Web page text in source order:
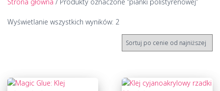
Wyświetlanie wszystkich wyników: 2
według
ceny:
od
wysokiej